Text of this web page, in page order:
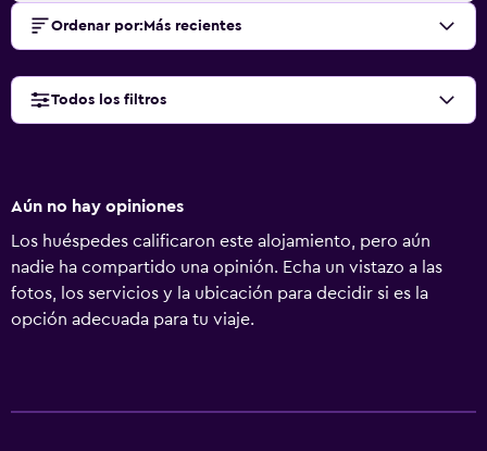
Ordenar por: Más recientes
Todos los filtros
Aún no hay opiniones
Los huéspedes calificaron este alojamiento, pero aún
nadie ha compartido una opinión. Echa un vistazo a las
fotos, los servicios y la ubicación para decidir si es la
opción adecuada para tu viaje.